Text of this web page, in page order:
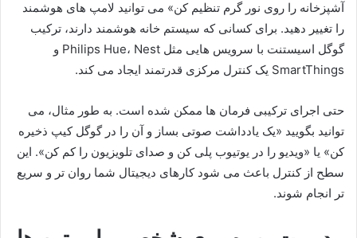
آشپزخانه را روی نور گرم تنظیم کن» می توانید لامپ های هوشمند
را تغییر دهید. برای کسانی که سیستم خانه هوشمند دارند، ترکیب
گوگل اسیستنت با سرویس هایی مثل Philips Hue، Nest و
SmartThings یک کنترل مرکزی قدرتمند ایجاد می کند.
حتی اجرای ترکیبی فرمان ها ممکن شده است. به طور مثال، می
توانید بگویید «یک یادداشت صوتی بساز و آن را در گوگل کیپ ذخیره
کن» یا «ویدیو را در یوتیوب پلی کن و صدای تلویزیون را کم کن». این
سطح از کنترل باعث می شود کارهای دیجیتال شما روان تر و سریع
تر انجام شوند.